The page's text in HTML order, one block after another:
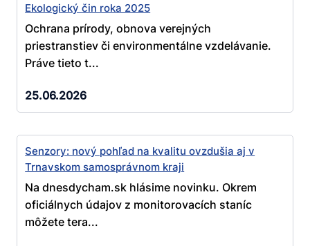
Ekologický čin roka 2025
Ochrana prírody, obnova verejných
priestranstiev či environmentálne vzdelávanie.
Práve tieto t...
25.06.2026
Senzory: nový pohľad na kvalitu ovzdušia aj v
Trnavskom samosprávnom kraji
Na dnesdycham.sk hlásime novinku. Okrem
oficiálnych údajov z monitorovacích staníc
môžete tera...